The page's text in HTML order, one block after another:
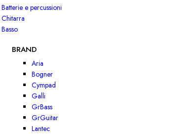
Batterie e percussioni
Chitarra
Basso
BRAND
Aria
Bogner
Cympad
Galli
GrBass
GrGuitar
Lantec